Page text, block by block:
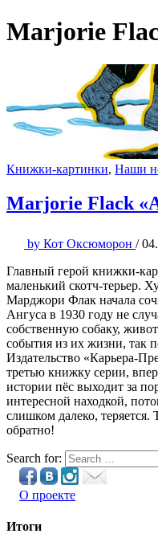
Marjorie
Книжки-картинки, Наши
Marjorie Flack
by Кот Оксюморон /
Главный герой книжки-
маленький скотч-терьер.
Марджори Флак начала
Ангуса в 1930 году не
собственную собаку,
события из их жизни, так
Издательство «Карьера-
третью книжку серии,
истории пёс выходит за
интересной находкой,
слишком далеко, теряется.
обратно!
Search for:
О проекте
Итоги